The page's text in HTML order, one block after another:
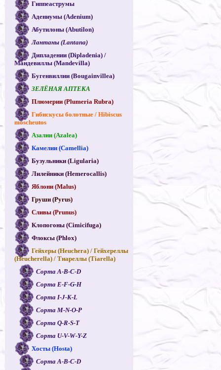
Гиппеаструмы
Адениумы (Adenium)
Абутилоны (Abutilon)
Лантаны (Lantana)
Дипладении (Dipladenia) /
Мандевиллы (Mandevilla)
Бугенвиллии (Bougainvillea)
ЗЕЛЁНАЯ АПТЕКА
Плюмерии (Plumeria Rubra)
Гибискусы болотные / Hibiscus
moscheutos
Азалии (Azalea)
Камелии (Camellia)
Бузульники (Ligularia)
Лилейники (Hemerocallis)
Яблони (Malus)
Груши (Pyrus)
Сливы (Prunus)
Клопогоны (Cimicifuga)
Флоксы (Phlox)
Гейхеры (Heuchera) / Гейхереллы
(Heucherella) / Тиареллы (Tiarella)
Сорта A-B-C-D
Сорта E-F-G-H
Сорта I-J-K-L
Сорта M-N-O-P
Сорта Q-R-S-T
Сорта U-V-W-Y-Z
Хосты (Hosta)
Сорта A-B-C-D